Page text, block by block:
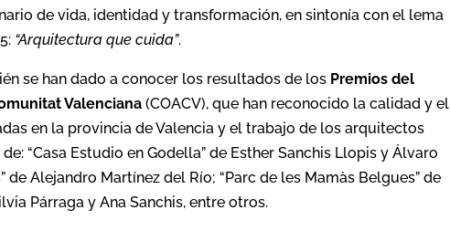
de vida, identidad y transformación, en sintonía con el lema
“Arquitectura que cuida”.
se han dado a conocer los resultados de los Premios del
Valenciana (COACV), que han reconocido la calidad y el
en la provincia de Valencia y el trabajo de los arquitectos
“Casa Estudio en Godella” de Esther Sanchis Llopis y Álvaro
de Alejandro Martínez del Río; “Parc de les Mamàs Belgues” de
Párraga y Ana Sanchis, entre otros.